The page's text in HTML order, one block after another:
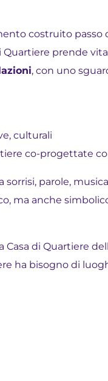
costruito
prende
, con uno
culturali
co-progettate
parole,
ma anche
di Quartiere
ha bisogno di